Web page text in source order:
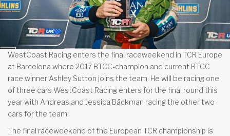
WestCoast Racing enters the final raceweekend in TCR Europe
at Barcelona where 2017 BTCC-champion and current BTCC
race winner Ashley Sutton joins the team. He will be racing one
of three cars WestCoast Racing enters for the final round this
year with Andreas and Jessica Bäckman racing the other two
cars for the team.
The final raceweekend of the European TCR championship is